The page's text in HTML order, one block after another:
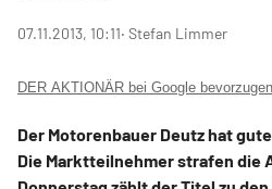
07.11.2013, 10:11‧ Stefan Limmer
DER AKTIONÄR bei Google bevorzugen
Der Motorenbauer Deutz hat
Die Marktteilnehmer strafen die